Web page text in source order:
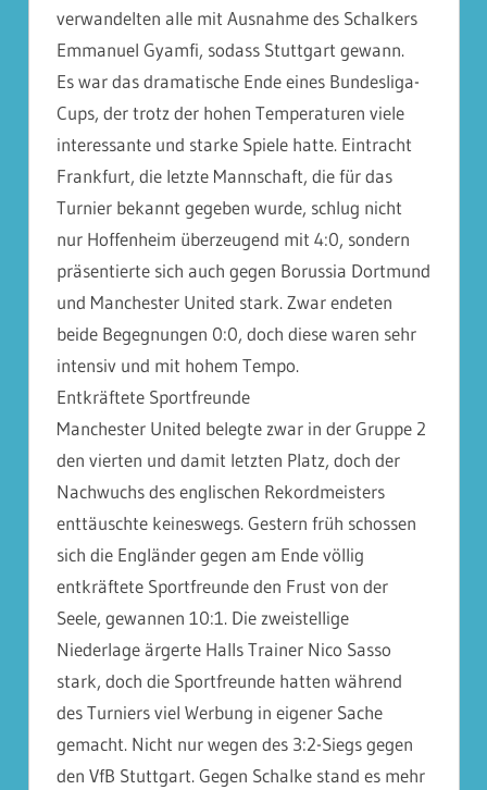
verwandelten alle mit Ausnahme des Schalkers
Emmanuel Gyamfi, sodass Stuttgart gewann.
Es war das dramatische Ende eines Bundesliga-
Cups, der trotz der hohen Temperaturen viele
interessante und starke Spiele hatte. Eintracht
Frankfurt, die letzte Mannschaft, die für das
Turnier bekannt gegeben wurde, schlug nicht
nur Hoffenheim überzeugend mit 4:0, sondern
präsentierte sich auch gegen Borussia Dortmund
und Manchester United stark. Zwar endeten
beide Begegnungen 0:0, doch diese waren sehr
intensiv und mit hohem Tempo.
Entkräftete Sportfreunde
Manchester United belegte zwar in der Gruppe 2
den vierten und damit letzten Platz, doch der
Nachwuchs des englischen Rekordmeisters
enttäuschte keineswegs. Gestern früh schossen
sich die Engländer gegen am Ende völlig
entkräftete Sportfreunde den Frust von der
Seele, gewannen 10:1. Die zweistellige
Niederlage ärgerte Halls Trainer Nico Sasso
stark, doch die Sportfreunde hatten während
des Turniers viel Werbung in eigener Sache
gemacht. Nicht nur wegen des 3:2-Siegs gegen
den VfB Stuttgart. Gegen Schalke stand es mehr